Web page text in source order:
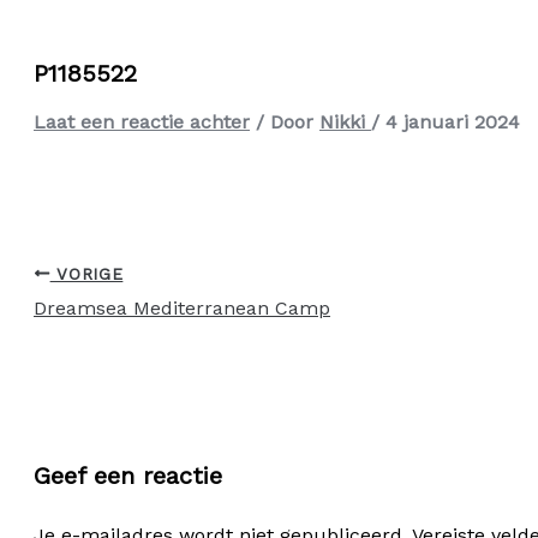
P1185522
Laat een reactie achter / Door Nikki / 4 januari 2024
VORIGE
Dreamsea Mediterranean Camp
Geef een reactie